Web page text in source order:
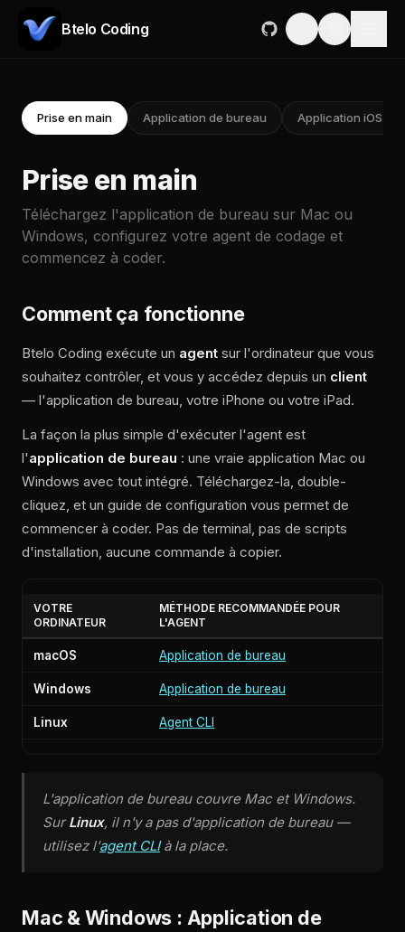
Btelo Coding
Prise en main Application de bureau Application iOS
Prise en main
Téléchargez l'application de bureau sur Mac ou
Windows, configurez votre agent de codage et
commencez à coder.
Comment ça fonctionne
Btelo Coding exécute un agent sur l'ordinateur que vous
souhaitez contrôler, et vous y accédez depuis un client
— l'application de bureau, votre iPhone ou votre iPad.
La façon la plus simple d'exécuter l'agent est
l'application de bureau : une vraie application Mac ou
Windows avec tout intégré. Téléchargez-la, double-
cliquez, et un guide de configuration vous permet de
commencer à coder. Pas de terminal, pas de scripts
d'installation, aucune commande à copier.
VOTRE
ORDINATEUR
MÉTHODE RECOMMANDÉE POUR
L'AGENT
macOS Application de bureau
Windows Application de bureau
Linux Agent CLI
L'application de bureau couvre Mac et Windows.
SurLinux, il n'y a pas d'application de bureau —
utilisez l'agent CLIà la place.
Mac & Windows : Application de